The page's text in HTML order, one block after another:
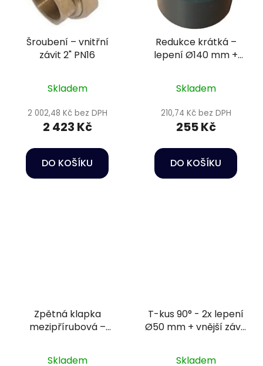
Šroubení – vnitřní
závit 2" PN16
Skladem
2 002,48 Kč bez DPH
2 423 Kč
DO KOŠÍKU
Redukce krátká –
lepení Ø140 mm +
Skladem
210,74 Kč bez DPH
255 Kč
DO KOŠÍKU
Zpětná klapka
mezipřírubová –
Skladem
T-kus 90° - 2x lepení
Ø50 mm + vnější závit
Skladem